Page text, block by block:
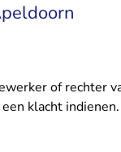
of rechter
klacht indienen.